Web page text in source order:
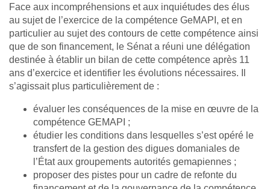
Face aux incompréhensions et aux inquiétudes des élus
au sujet de l’exercice de la compétence GeMAPI, et en
particulier au sujet des contours de cette compétence ainsi
que de son financement, le Sénat a réuni une délégation
destinée à établir un bilan de cette compétence après 11
ans d’exercice et identifier les évolutions nécessaires. Il
s’agissait plus particulièrement de :
évaluer les conséquences de la mise en œuvre de la
compétence GEMAPI ;
étudier les conditions dans lesquelles s’est opéré le
transfert de la gestion des digues domaniales de
l’État aux groupements autorités gemapiennes ;
proposer des pistes pour un cadre de refonte du